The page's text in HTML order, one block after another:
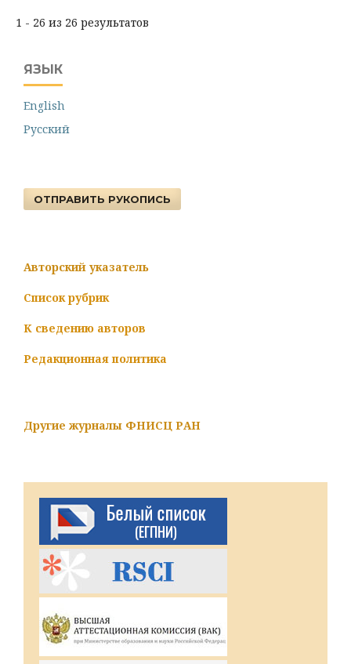
1 - 26 из 26 результатов
ЯЗЫК
English
Русский
ОТПРАВИТЬ РУКОПИСЬ
Авторский указатель
Список рубрик
К сведению авторов
Редакционная политика
Другие журналы ФНИСЦ РАН